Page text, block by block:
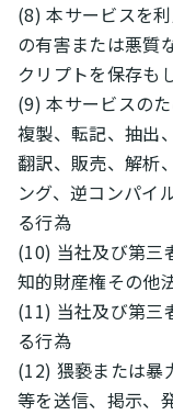
(8) 本サービスを
の有害または悪質
クリプトを保存も
(9) 本サービスの
複製、転記、抽出
翻訳、販売、解析
ング、逆コンパイ
る行為
(10) 当社及び第三
知的財産権その他
(11) 当社及び第三
る行為
(12) 猥褻または暴
等を送信、掲示、